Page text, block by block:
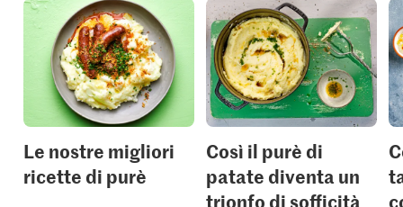
Le nostre migliori
ricette di purè
Così il purè di
patate diventa un
trionfo di sofficità